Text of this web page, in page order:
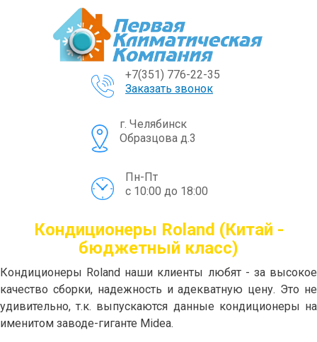
+7(351) 776-22-35
Заказать звонок
г. Челябинск
Образцова д.3
Пн-Пт
с 10:00 до 18:00
Кондиционеры Roland (Китай -
бюджетный класс)
Кондиционеры Roland наши клиенты любят - за высокое
качество сборки, надежность и адекватную цену. Это не
удивительно, т.к. выпускаются данные кондиционеры на
именитом заводе-гиганте Midea.